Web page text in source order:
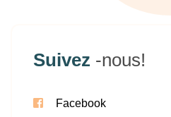
Suivez -nous!
Facebook